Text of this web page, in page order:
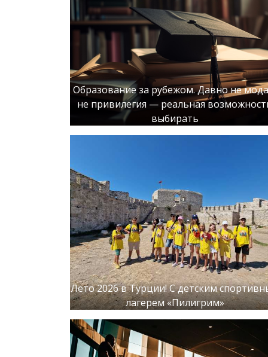
Образование за рубежом. Давно не
не привилегия — реальная
выбирать
Лето 2026 в Турции! С детским
лагерем «Пилигрим»